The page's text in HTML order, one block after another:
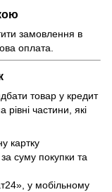
замовлення в
оплата.
товар у кредит
рівні частини, які
картку
суму покупки та
у мобільному